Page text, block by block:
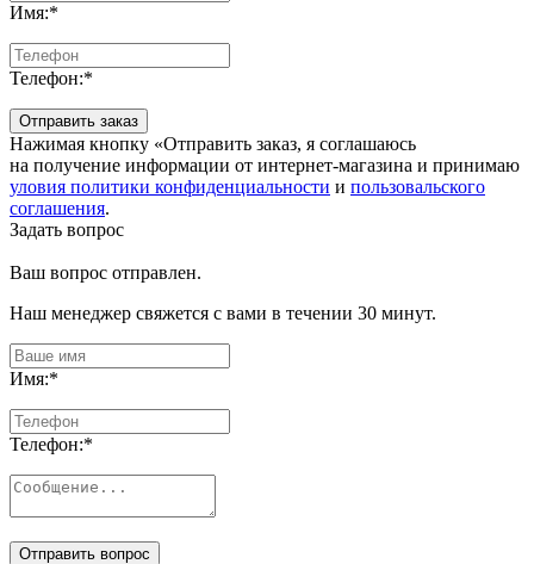
Имя:*
Телефон:*
Отправить заказ
Нажимая кнопку «Отправить заказ, я соглашаюсь
на получение информации от интернет-магазина и принимаю
уловия политики конфиденциальности и пользовальского
соглашения.
Задать вопрос
Ваш вопрос отправлен.
Наш менеджер свяжется с вами в течении 30 минут.
Имя:*
Телефон:*
Отправить вопрос